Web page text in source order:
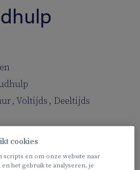
, Voltijds , Deeltijds
die wij zoeken?
cookies
scripts en om onze website naar
het gebruik te analyseren, je